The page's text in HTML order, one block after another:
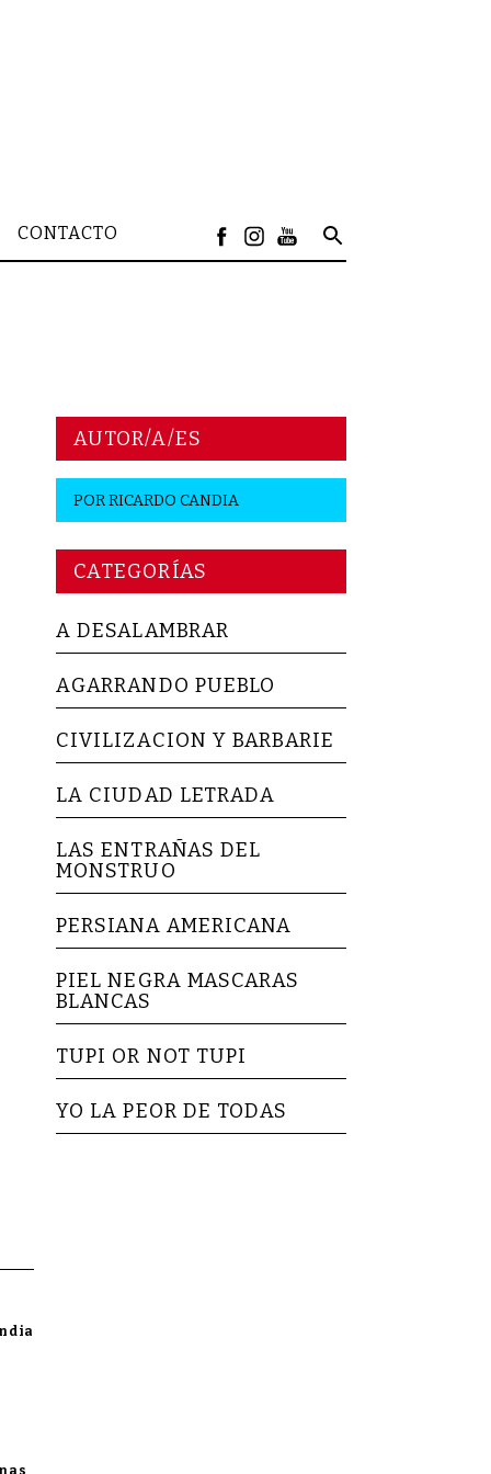
CONTACTO
AUTOR/A/ES
PORRICARDO CANDIA
CATEGORÍAS
A DESALAMBRAR
AGARRANDO PUEBLO
CIVILIZACION Y BARBARIE
LA CIUDAD LETRADA
LAS ENTRAÑAS DEL
MONSTRUO
PERSIANA AMERICANA
PIEL NEGRA MASCARAS
BLANCAS
TUPI OR NOT TUPI
YO LA PEOR DE TODAS